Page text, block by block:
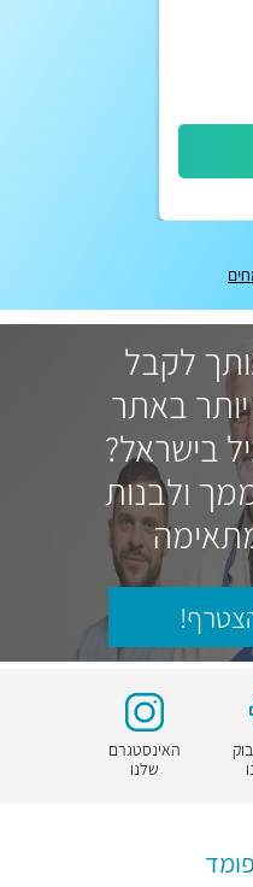
לקבל
באתר
בישראל?
ולבנות
האינסטגרם
שלנו